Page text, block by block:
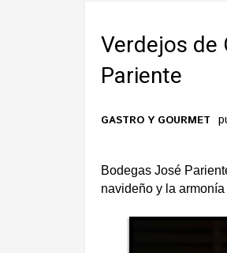
Verdejos de
Pariente
GASTRO Y GOURMET
Bodegas José
navideño y la